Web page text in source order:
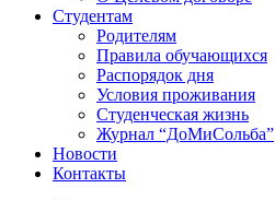
Студентам
Родителям
Правила обучающихся
Распорядок дня
Условия проживания
Студенческая жизнь
Журнал “ДоМиСольба”
Новости
Контакты